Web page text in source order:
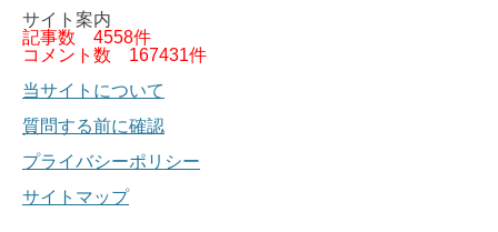
サイト案内
記事数 4558件
コメント数 167431件
当サイトについて
質問する前に確認
プライバシーポリシー
サイトマップ